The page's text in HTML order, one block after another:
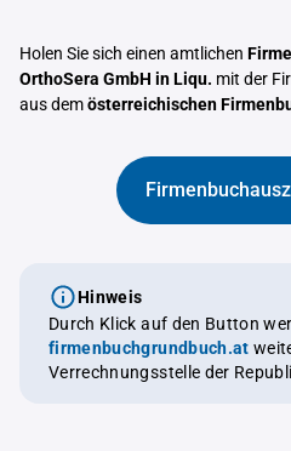
Holen Sie sich einen amtlichen
OrthoSera GmbH in Liqu. mit der
aus demösterreichischen
Hinweis
Durch Klick auf den Button
firmenbuchgrundbuch.at weitergeleitet, eine offizielle
Verrechnungsstelle der